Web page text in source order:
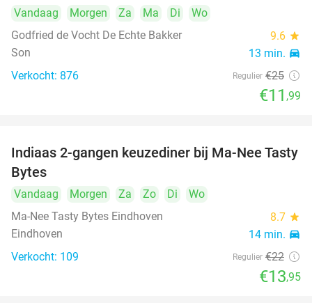
Vandaag Morgen Za Ma Di
Wo
Godfried de Vocht De Echte Bakker
9.6 star
Son 13 min. directions_car
Verkocht: 876 Regulier €25
€11 ,99
37%
Indiaas 2-gangen keuzediner bij Ma-Nee Tasty
Bytes
Vandaag Morgen Za Zo Di
Wo
Ma-Nee Tasty Bytes Eindhoven
8.7 star
Eindhoven 14 min. directions_car
Verkocht: 109 Regulier €22
€13,95